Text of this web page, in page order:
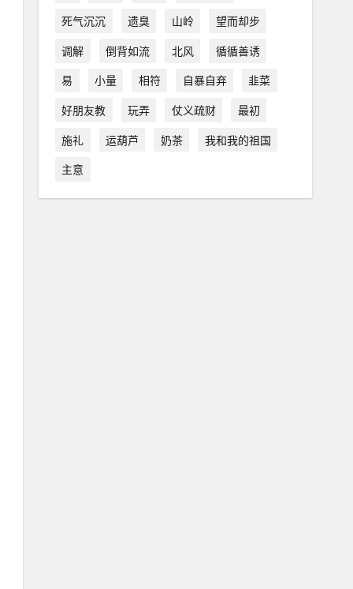
死气沉沉
遗臭 山岭
望而却步
调解
倒背如流 北风
循循善诱
易
小量 相符 自暴自弃
韭菜
好朋友教
玩弄 仗义疏财
最初
施礼
运葫芦 奶茶
我和我的祖国
主意